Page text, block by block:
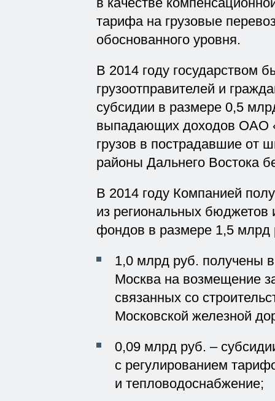
тарифа на грузовые
обоснованного уровня.
В 2014 году государством
грузоотправителей и
субсидии в размере 0,5
выпадающих доходов ОАО
грузов в пострадавшие от
районы Дальнего Востока
В 2014 году Компанией
из региональных
фондов в размере 1,5 млрд
1,0 млрд руб. получены
Москва на возмещение
связанных со
Московской железной
0,09 млрд руб. –
с регулированием
и тепловодоснабжение;